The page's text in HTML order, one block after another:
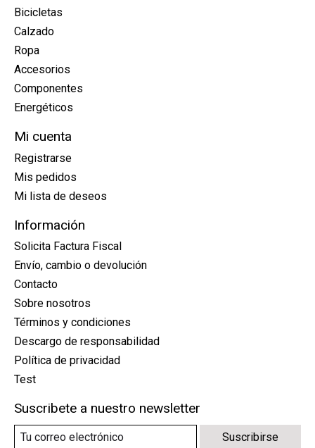
Bicicletas
Calzado
Ropa
Accesorios
Componentes
Energéticos
Mi cuenta
Registrarse
Mis pedidos
Mi lista de deseos
Información
Solicita Factura Fiscal
Envío, cambio o devolución
Contacto
Sobre nosotros
Términos y condiciones
Descargo de responsabilidad
Política de privacidad
Test
Suscribete a nuestro newsletter
Suscribirse